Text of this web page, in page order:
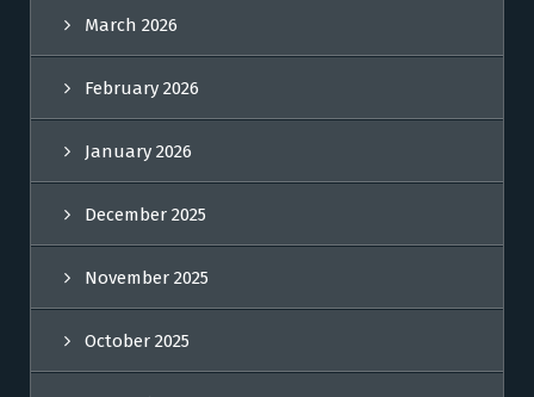
March 2026
February 2026
January 2026
December 2025
November 2025
October 2025